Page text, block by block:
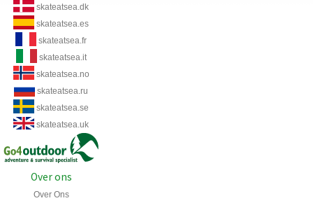
skateatsea.dk
skateatsea.es
skateatsea.fr
skateatsea.it
skateatsea.no
skateatsea.ru
skateatsea.se
skateatsea.uk
Over ons
Over Ons